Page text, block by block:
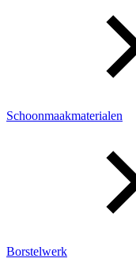
Schoonmaakmaterialen
Borstelwerk